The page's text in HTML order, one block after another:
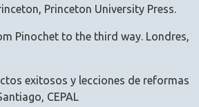
Princeton University Press.
Pinochet to the third way. Londres,
exitosos y lecciones de reformas
CEPAL